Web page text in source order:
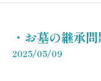
・お墓の継承
2025/05/09